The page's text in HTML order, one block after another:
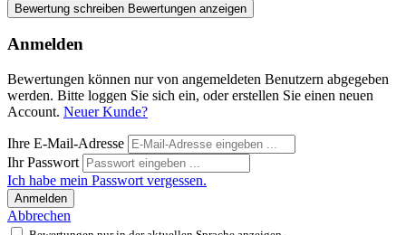
Bewertung schreiben Bewertungen anzeigen
Anmelden
Bewertungen können nur von angemeldeten Benutzern abgegeben
werden. Bitte loggen Sie sich ein, oder erstellen Sie einen neuen
Account. Neuer Kunde?
Ihre E-Mail-Adresse
Ihr Passwort
Ich habe mein Passwort vergessen.
Anmelden
Abbrechen